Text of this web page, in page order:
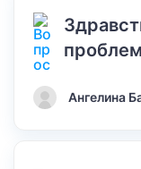
Ангелина